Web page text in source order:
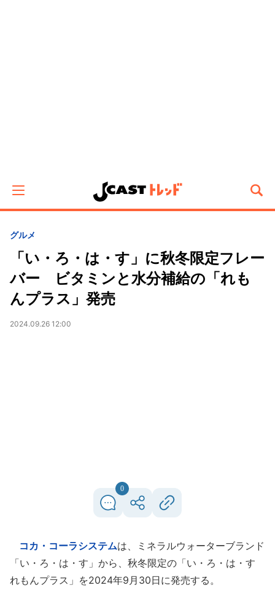
グルメ
「い・ろ・は・す」に秋冬限定フレー
バー ビタミンと水分補給の「れも
んプラス」発売
2024.09.26 12:00
0
コカ・コーラシステムは、ミネラルウォーターブランド
「い・ろ・は・す」から、秋冬限定の「い・ろ・は・す
れもんプラス」を2024年9月30日に発売する。